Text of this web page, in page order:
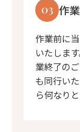
03 作
作業前に
いたしま
業終了の
も同行い
ら何なり